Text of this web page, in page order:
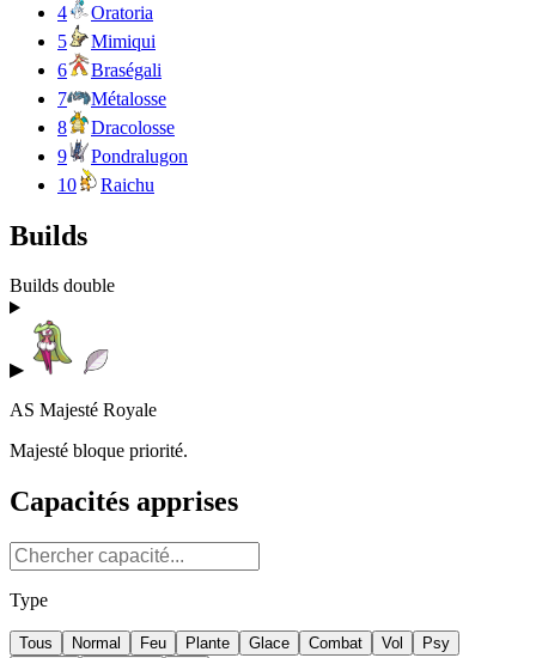
4
Oratoria
5
Mimiqui
6
Braségali
7
Métalosse
8
Dracolosse
9
Pondralugon
10
Raichu
Builds
Builds double
▶
AS Majesté Royale
Majesté bloque priorité.
Capacités apprises
Type
Tous Normal Feu Plante Glace Combat Vol
Psy